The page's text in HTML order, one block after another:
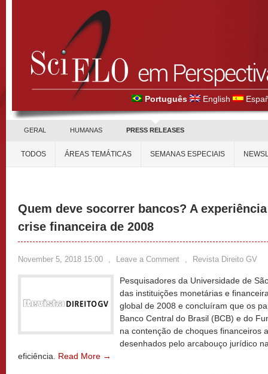
Português English
GERAL HUMANAS PRESS RELEASES
TODOS ÁREAS TEMÁTICAS SEMANAS ESPECIAIS
Quem deve socorrer bancos? A
crise financeira de 2008
November 5, 2018 15:00 , Leave a Comment , Revista Direito GV
Pesquisadores da Universidade de
das instituições monetárias e
global de 2008 e concluíram que os
Banco Central do Brasil (BCB) e do
na contenção de choques financeiros
desenhados pelo arcabouço jurídico
eficiência. Read More →